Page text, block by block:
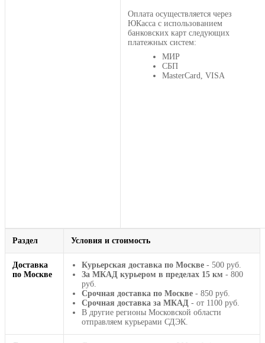
Оплата осуществляется через
ЮКасса с использованием
банковских карт следующих
платежных систем:
МИР
СБП
MasterCard, VISA
Раздел Условия и стоимость
Доставка
по Москве
Курьерская доставка по Москве - 500 руб.
За МКАД курьером в пределах 15 км - 800
руб.
Срочная доставка по Москве - 850 руб.
Срочная доставка за МКАД - от 1100 руб.
В другие регионы Московской области
отправляем курьерами СДЭК.